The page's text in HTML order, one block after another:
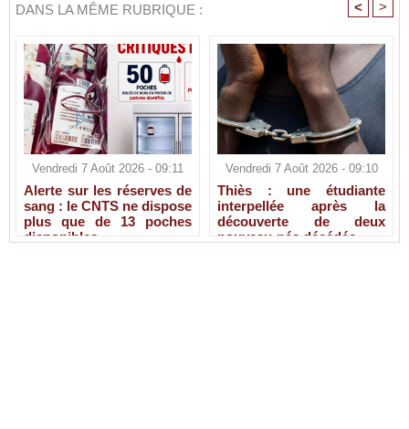
DANS LA MÊME RUBRIQUE : < >
Vendredi 7 Août 2026 - 09:11
Alerte sur les réserves de
sang : le CNTS ne dispose
plus que de 13 poches
disponibles
Vendredi 7 Août 2026 - 09:10
Thiès : une étudiante
interpellée après la
découverte de deux
nouveau-nés décédés